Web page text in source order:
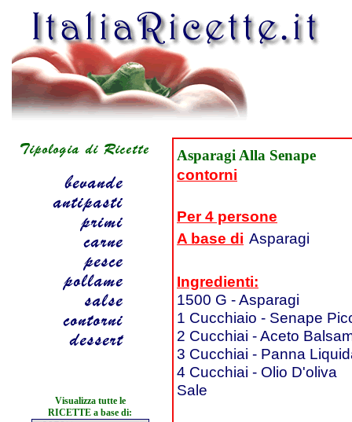
Visualizza tutte le
RICETTE a base di:
Asparagi Alla Senape
contorni
Per 4 persone
A base di Asparagi
Ingredienti:
1500 G - Asparagi
1 Cucchiaio - Senape
2 Cucchiai - Aceto
3 Cucchiai - Panna
4 Cucchiai - Olio D'oliva
Sale